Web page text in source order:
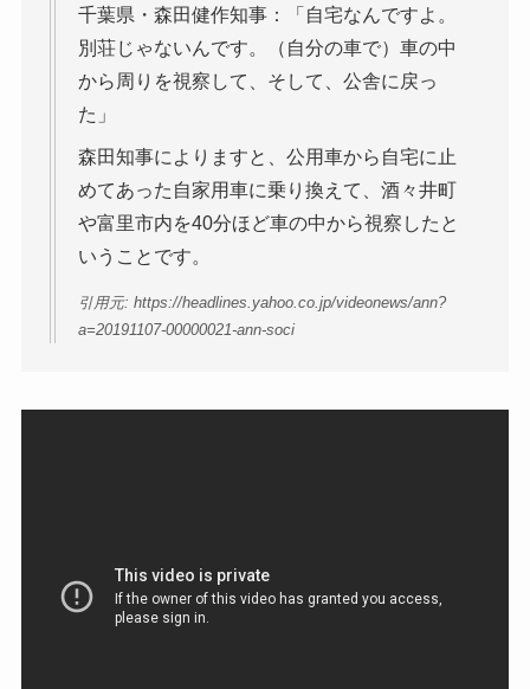
千葉県・森田健作知事：「自宅なんですよ。
別荘じゃないんです。（自分の車で）車の中
から周りを視察して、そして、公舎に戻っ
た」
森田知事によりますと、公用車から自宅に止
めてあった自家用車に乗り換えて、酒々井町
や富里市内を40分ほど車の中から視察したと
いうことです。
引用元: https://headlines.yahoo.co.jp/videonews/ann?
a=20191107-00000021-ann-soci